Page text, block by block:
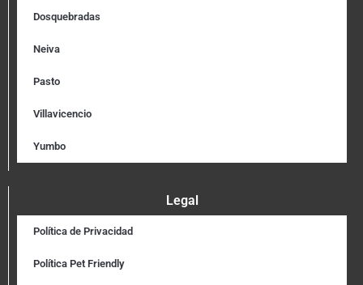
Dosquebradas
Neiva
Pasto
Villavicencio
Yumbo
Legal
Política de Privacidad
Política Pet Friendly